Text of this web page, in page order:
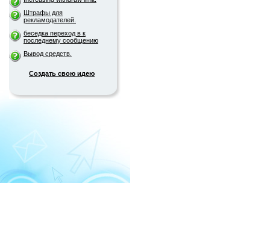
Штрафы для
рекламодателей.
беседка переход в к
последнему сообщению
Вывод средств.
Создать свою идею